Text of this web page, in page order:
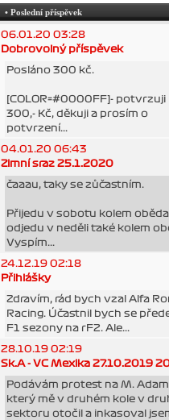
• Poslední příspěvek
06.01.20 03:28
Dobrovolný příspěvek
Posláno 300 kč.
[COLOR=#0000FF]- potvrzuji
300,- Kč, děkuji a prosím o
potvrzení...
04.01.20 06:43
Zimní sraz 25.1.2020
čaaau, taky se zůčastním.
Přijedu v sobotu kolem
odjedu v neděli také kolem
Vyspím...
24.12.19 02:18
Přihlášky
Zdravím, rád bych vzal Alfa
Racing. Účastnil bych se
F1 sezony na rF2. Ale...
28.10.19 02:19
Sk.A - VC Mexika 27.10.2019
Podávám protest na M.
který mě v druhém kole v
sektoru otočil a inkasoval